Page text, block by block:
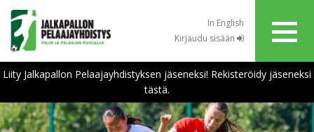
In English
Kirjaudu sisään
Liity Jalkapallon Pelaajayhdistyksen jäseneksi! Rekisteröidy jäseneksi
tästä.